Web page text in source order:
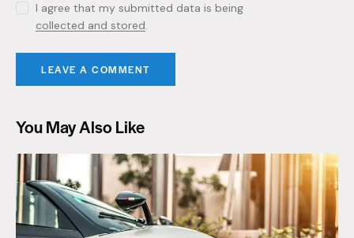
I agree that my submitted data is being
collected and stored.
You May Also Like